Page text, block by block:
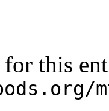
this